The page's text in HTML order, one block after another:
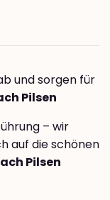
und sorgen für
Pilsen
– wir
auf die schönen
Pilsen